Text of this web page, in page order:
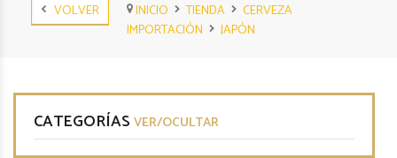
VOLVER INICIO TIENDA
CERVEZA
IMPORTACIÓN
JAPÓN
CATEGORÍAS VER/OCULTAR